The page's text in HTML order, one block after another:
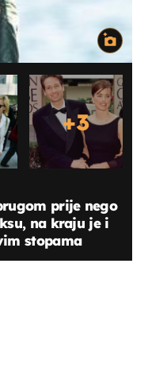
+3
prije nego
na kraju je i
stopama